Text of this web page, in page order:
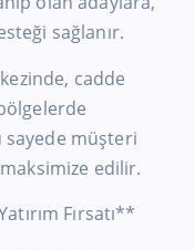
sağlanır.
cadde
sayede müşteri
edilir.
Fırsatı**